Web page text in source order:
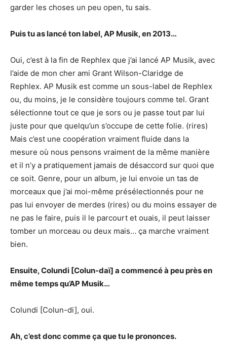
garder les choses un peu open, tu sais.
Puis tu as lancé ton label, AP Musik, en 2013…
Oui, c’est à la fin de Rephlex que j’ai lancé AP Musik, avec
l’aide de mon cher ami Grant Wilson-Claridge de
Rephlex. AP Musik est comme un sous-label de Rephlex
ou, du moins, je le considère toujours comme tel. Grant
sélectionne tout ce que je sors ou je passe tout par lui
juste pour que quelqu’un s’occupe de cette folie. (rires)
Mais c’est une coopération vraiment fluide dans la
mesure où nous pensons vraiment de la même manière
et il n’y a pratiquement jamais de désaccord sur quoi que
ce soit. Genre, pour un album, je lui envoie un tas de
morceaux que j’ai moi-même présélectionnés pour ne
pas lui envoyer de merdes (rires) ou du moins essayer de
ne pas le faire, puis il le parcourt et ouais, il peut laisser
tomber un morceau ou deux mais… ça marche vraiment
bien.
Ensuite, Colundi [Colun-daï] a commencé à peu près en
même temps qu’AP Musik…
Colundi [Colun-di], oui.
Ah, c’est donc comme ça que tu le prononces.